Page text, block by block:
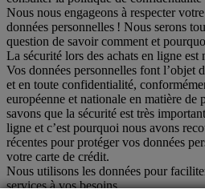
Nous nous engageons à respecter
données personnelles ! Nous serons
question de savoir comment et
La sécurité lors des achats en ligne est
Vos données personnelles font l’objet
et en toute confidentialité,
européenne et nationale en matière de
savons que la sécurité est très
ligne et c’est pourquoi nous avons
récentes pour protéger vos données
votre carte de crédit.
Nous utilisons les données pour
services à vos besoins